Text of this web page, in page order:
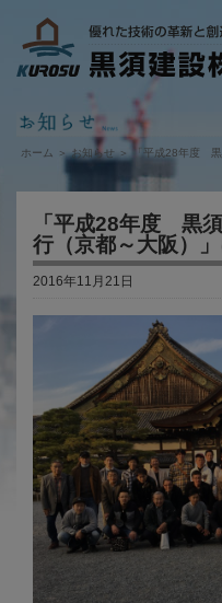
ホーム ＞ お知らせ ＞
「平成28年度
「平成28年度 黒
行（京都～大阪）
2016年11月21日